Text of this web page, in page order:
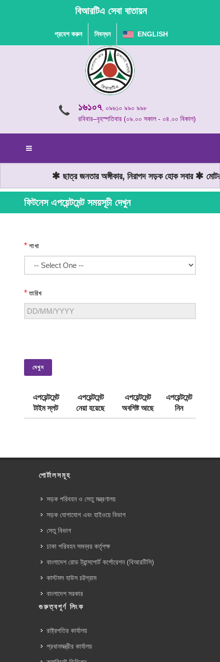
বিআরটিএ সেবা বাতায়ন
প্রবেশ করুন নিবন্ধন ENGLISH
১৬১০৭, ০৯৬১০ ৯৯০ ৯৯৮
রবিবার–বৃহস্পতিবার (০৯.০০ সকাল - ০৪.০০ বিকাল)
ছাত্র জনতার অঙ্গীকার, নিরাপদ সড়ক হোক সবার
ফিটনেস এপয়েন্টমেন্ট সময়সূচী দেখুন
* শাখা
* তারিখ
দেখুন
এপয়েন্টমেন্ট
টাইম স্লট
এপয়েন্টমেন্ট
নেয়া হয়েছে
এপয়েন্টমেন্ট
অবশিষ্ট আছে
এপয়েন্টমেন্ট
নিন
পোর্টালসমূহ
সড়ক পরিবহন ও সেতু মন্ত্রণালয়
সড়ক যোগাযোগ এবং হাইওয়ে বিভাগ
সেতু বিভাগ
ঢাকা পরিবহন সমন্বয় কর্তৃপক্ষ
বাংলাদেশ রোড ট্রান্সপোর্ট কর্পোরেশন (বিআরটিসি)
কাস্টমস হাউস চট্টগ্রাম
বাংলাদেশ সরকার
গুরুত্বপূর্ণ লিংক
রাষ্ট্রপতির কার্যালয়
প্রধানমন্ত্রীর কার্যালয়